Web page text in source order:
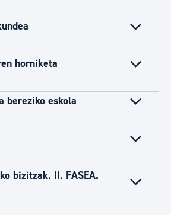
horniketa
bereziko eskola
bizitzak. II. FASEA.